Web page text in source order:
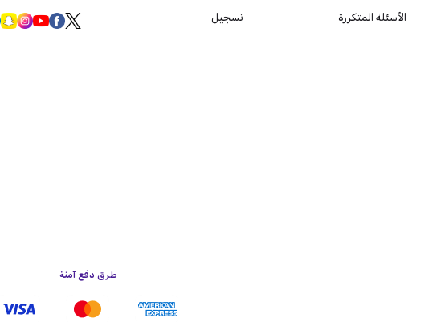
الأسئلة المتكررة
تسجيل
طرق دفع آمنة